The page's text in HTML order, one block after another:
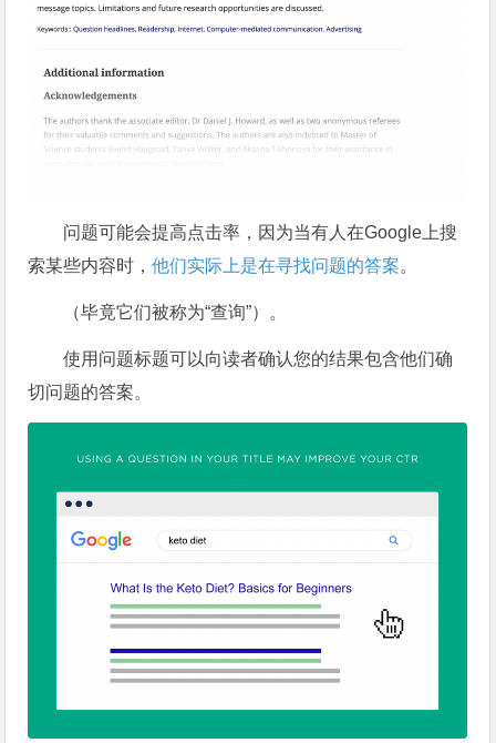
问题可能会提高点击率，因为当有人在Google上搜
索某些内容时，他们实际上是在寻找问题的答案。
（毕竟它们被称为“查询”）。
使用问题标题可以向读者确认您的结果包含他们确
切问题的答案。